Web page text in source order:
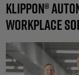
Klippon®
Workplace